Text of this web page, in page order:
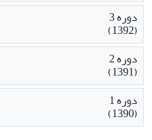
دوره 3
(1392)
دوره 2
(1391)
دوره 1
(1390)